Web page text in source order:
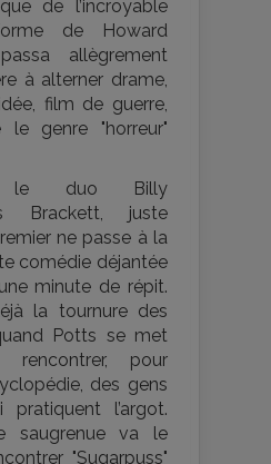
de l’incroyable
de Howard
allègrement
à alterner drame,
film de guerre,
le genre "horreur"
le duo Billy
Brackett, juste
ne passe à la
comédie déjantée
minute de répit.
la tournure des
Potts se met
pour
des gens
l’argot.
saugrenue va le
"Sugarpuss"